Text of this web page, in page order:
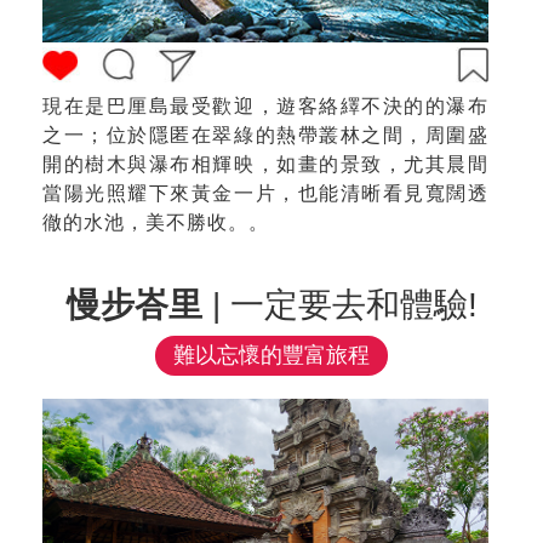
現在是巴厘島最受歡迎，遊客絡繹不決的的瀑布
之一；位於隱匿在翠綠的熱帶叢林之間，周圍盛
開的樹木與瀑布相輝映，如畫的景致，尤其晨間
當陽光照耀下來黃金一片，也能清晰看見寬闊透
徹的水池，美不勝收。。
慢步峇里| 一定要去和體驗!
難以忘懷的豐富旅程